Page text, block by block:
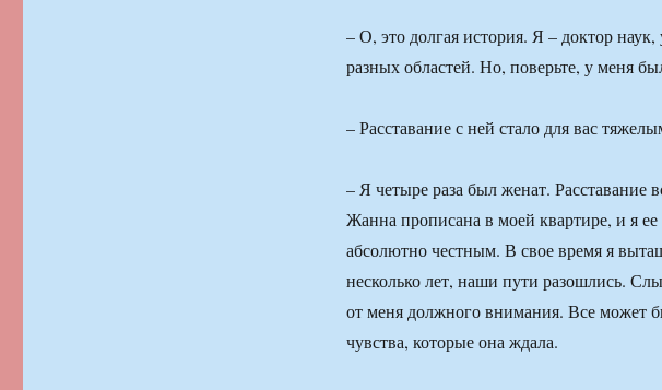
– О, это долгая история. Я – доктор
разных областей. Но, поверьте, у меня
– Расставание с ней стало для вас
– Я четыре раза был женат. Расставание
Жанна прописана в моей квартире, и я
абсолютно честным. В свое время я
несколько лет, наши пути разошлись.
от меня должного внимания. Все может
чувства, которые она ждала.